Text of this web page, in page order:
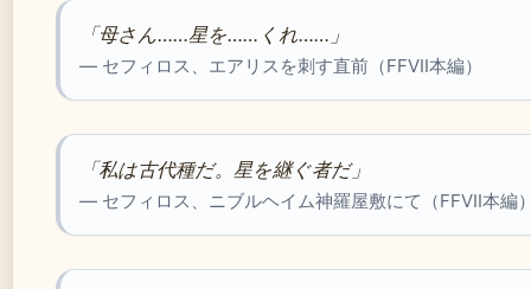
「母さん……星を……くれ……」
— セフィロス、エアリスを刺す直前（FFVII本編）
「私は古代種だ。星を継ぐ者だ」
— セフィロス、ニブルヘイム神羅屋敷にて（FFVII本編